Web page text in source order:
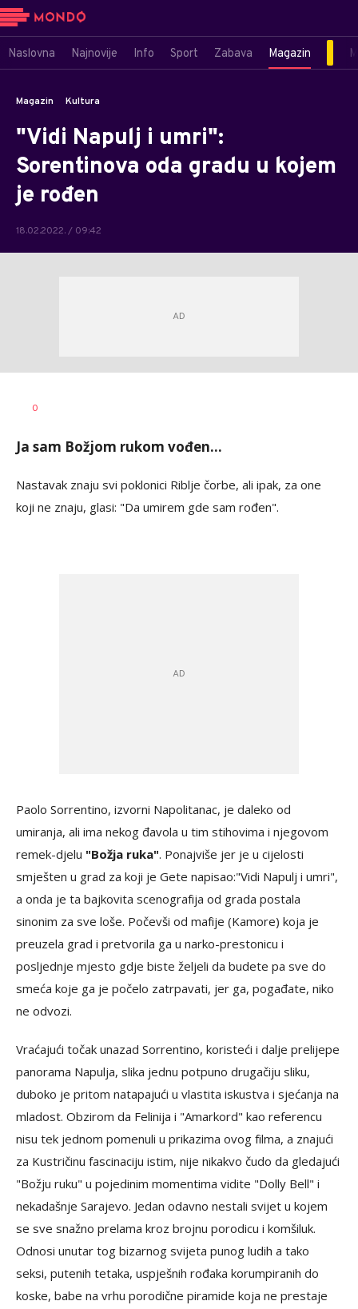
Naslovna Najnovije Info Sport Zabava Magazin
Magazin Kultura
"Vidi Napulj i umri":
Sorentinova oda gradu u kojem
je rođen
18.02.2022. / 09:42
AUTOR
0
Ja sam Božjom rukom vođen...
Nastavak znaju svi poklonici Riblje čorbe, ali ipak, za one
koji ne znaju, glasi: "Da umirem gde sam rođen".
Paolo Sorrentino, izvorni Napolitanac, je daleko od
umiranja, ali ima nekog đavola u tim stihovima i njegovom
remek-djelu "Božja ruka". Ponajviše jer je u cijelosti
smješten u grad za koji je Gete napisao:"Vidi Napulj i umri",
a onda je ta bajkovita scenografija od grada postala
sinonim za sve loše. Počevši od mafije (Kamore) koja je
preuzela grad i pretvorila ga u narko-prestonicu i
posljednje mjesto gdje biste željeli da budete pa sve do
smeća koje ga je počelo zatrpavati, jer ga, pogađate, niko
ne odvozi.
Vraćajući točak unazad Sorrentino, koristeći i dalje prelijepe
panorama Napulja, slika jednu potpuno drugačiju sliku,
duboko je pritom natapajući u vlastita iskustva i sjećanja na
mladost. Obzirom da Felinija i "Amarkord" kao referencu
nisu tek jednom pomenuli u prikazima ovog filma, a znajući
za Kustričinu fascinaciju istim, nije nikakvo čudo da gledajući
"Božju ruku" u pojedinim momentima vidite "Dolly Bell" i
nekadašnje Sarajevo. Jedan odavno nestali svijet u kojem
se sve snažno prelama kroz brojnu porodicu i komšiluk.
Odnosi unutar tog bizarnog svijeta punog ludih a tako
seksi, putenih tetaka, uspješnih rođaka korumpiranih do
koske, babe na vrhu porodične piramide koja ne prestaje